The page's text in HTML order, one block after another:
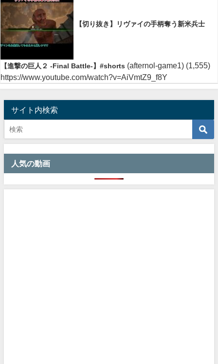
【切り抜き】リヴァイの手柄奪う新米兵士
【進撃の巨人２ -Final Battle-】#shorts (afternol-game1) (1,555)
https://www.youtube.com/watch?v=AiVmtZ9_f8Y
サイト内検索
人気の動画